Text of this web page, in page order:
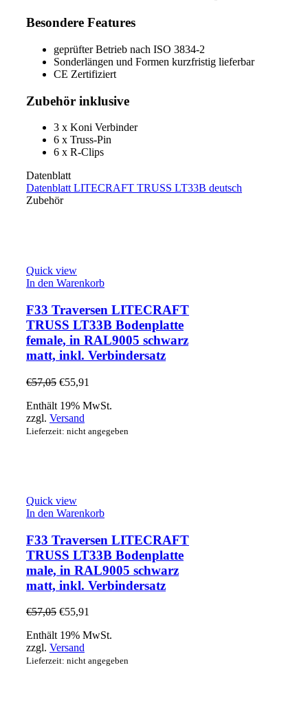
Besondere Features
geprüfter Betrieb nach ISO 3834-2
Sonderlängen und Formen kurzfristig lieferbar
CE Zertifiziert
Zubehör inklusive
3 x Koni Verbinder
6 x Truss-Pin
6 x R-Clips
Datenblatt
Datenblatt LITECRAFT TRUSS LT33B deutsch
Zubehör
Quick view
In den Warenkorb
F33 Traversen LITECRAFT
TRUSS LT33B Bodenplatte
female, in RAL9005 schwarz
matt, inkl. Verbindersatz
€57,05 €55,91
Enthält 19% MwSt.
zzgl. Versand
Lieferzeit: nicht angegeben
Quick view
In den Warenkorb
F33 Traversen LITECRAFT
TRUSS LT33B Bodenplatte
male, in RAL9005 schwarz
matt, inkl. Verbindersatz
€57,05 €55,91
Enthält 19% MwSt.
zzgl. Versand
Lieferzeit: nicht angegeben